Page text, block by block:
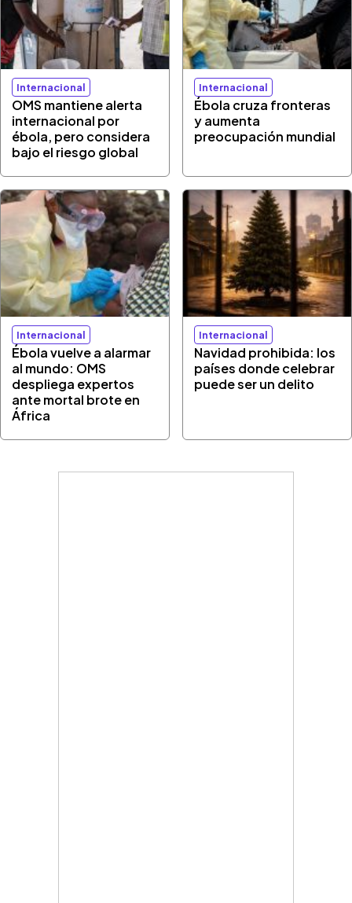
Internacional
OMS mantiene alerta
internacional por
ébola, pero considera
bajo el riesgo global
Internacional
Ébola cruza fronteras
y aumenta
preocupación mundial
Internacional
Ébola vuelve a alarmar
al mundo: OMS
despliega expertos
ante mortal brote en
África
Internacional
Navidad prohibida: los
países donde celebrar
puede ser un delito